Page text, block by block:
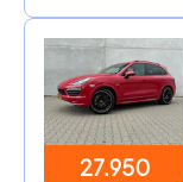
27.950